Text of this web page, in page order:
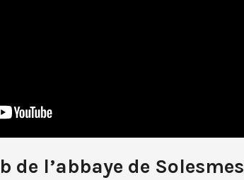
de l’abbaye de Solesmes